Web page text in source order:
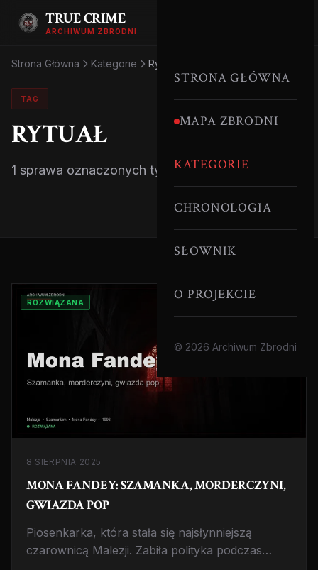
TRUE CRIME
ARCHIWUM ZBRODNI
STRONA GŁÓWNA
MAPA ZBRODNI
KATEGORIE
CHRONOLOGIA
SŁOWNIK
O PROJEKCIE
© 2026 Archiwum Zbrodni
Strona Główna Kategorie Rytuał
TAG
RYTUAŁ
1 sprawa oznaczonych tym tagiem.
ROZWIĄZANA
8 SIERPNIA 2025
MONA FANDEY: SZAMANKA, MORDERCZYNI,
GWIAZDA POP
Piosenkarka, która stała się najsłynniejszą
czarownicą Malezji. Zabiła polityka podczas